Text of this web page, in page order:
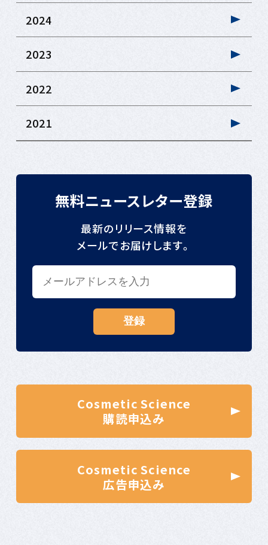
2024
2023
2022
2021
無料ニュースレター登録
最新のリリース情報を
メールでお届けします。
Cosmetic Science
購読申込み
Cosmetic Science
広告申込み